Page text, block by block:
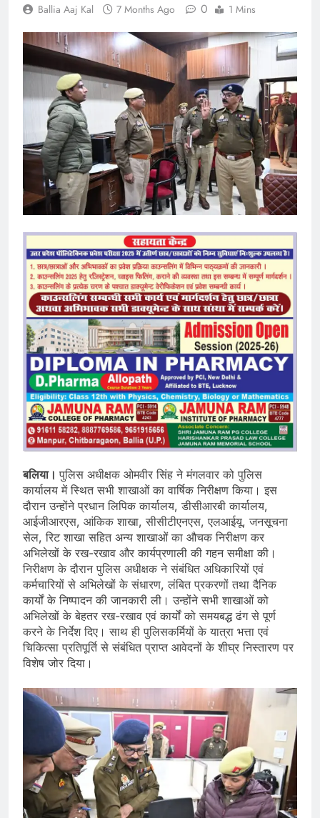
Ballia Aaj Kal 7 Months Ago 0 1 Mins
बलिया।पुलिस अधीक्षक ओमवीर सिंह ने मंगलवार को पुलिस
कार्यालय में स्थित सभी शाखाओं का वार्षिक निरीक्षण किया। इस
दौरान उन्होंने प्रधान लिपिक कार्यालय, डीसीआरबी कार्यालय,
आईजीआरएस, आंकिक शाखा, सीसीटीएनएस, एलआईयू, जनसूचना
सेल, रिट शाखा सहित अन्य शाखाओं का औचक निरीक्षण कर
अभिलेखों के रख-रखाव और कार्यप्रणाली की गहन समीक्षा की।
निरीक्षण के दौरान पुलिस अधीक्षक ने संबंधित अधिकारियों एवं
कर्मचारियों से अभिलेखों के संधारण, लंबित प्रकरणों तथा दैनिक
कार्यों के निष्पादन की जानकारी ली। उन्होंने सभी शाखाओं को
अभिलेखों के बेहतर रख-रखाव एवं कार्यों को समयबद्ध ढंग से पूर्ण
करने के निर्देश दिए। साथ ही पुलिसकर्मियों के यात्रा भत्ता एवं
चिकित्सा प्रतिपूर्ति से संबंधित प्राप्त आवेदनों के शीघ्र निस्तारण पर
विशेष जोर दिया।